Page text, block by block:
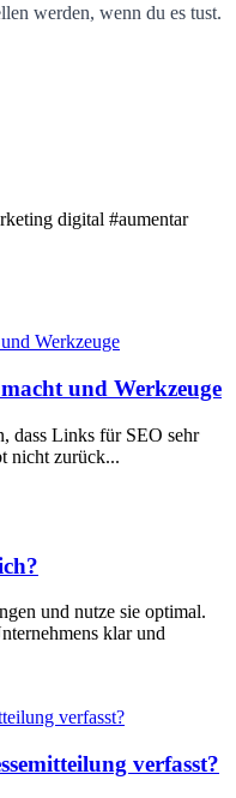
werden, wenn du es tust.
digital #aumentar
und Werkzeuge
dass Links für SEO sehr
nicht zurück...
und nutze sie optimal.
klar und
verfasst?